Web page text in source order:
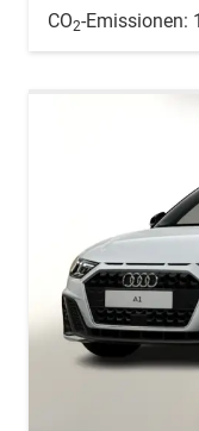
CO2-Emissionen: